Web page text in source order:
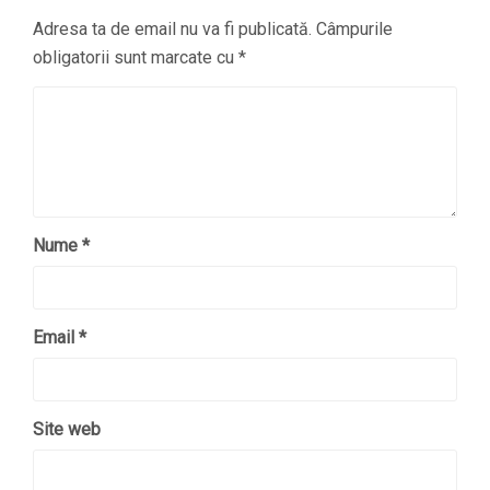
Adresa ta de email nu va fi publicată. Câmpurile
obligatorii sunt marcate cu *
Nume *
Email *
Site web